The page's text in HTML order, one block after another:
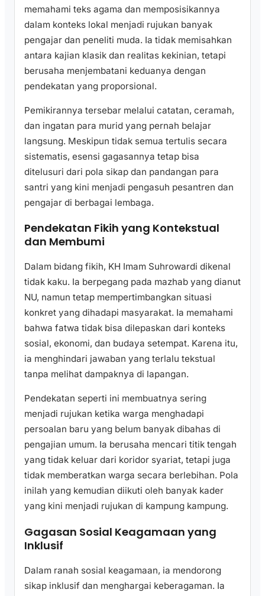
memahami teks agama dan memposisikannya
dalam konteks lokal menjadi rujukan banyak
pengajar dan peneliti muda. Ia tidak memisahkan
antara kajian klasik dan realitas kekinian, tetapi
berusaha menjembatani keduanya dengan
pendekatan yang proporsional.
Pemikirannya tersebar melalui catatan, ceramah,
dan ingatan para murid yang pernah belajar
langsung. Meskipun tidak semua tertulis secara
sistematis, esensi gagasannya tetap bisa
ditelusuri dari pola sikap dan pandangan para
santri yang kini menjadi pengasuh pesantren dan
pengajar di berbagai lembaga.
Pendekatan Fikih yang Kontekstual
dan Membumi
Dalam bidang fikih, KH Imam Suhrowardi dikenal
tidak kaku. Ia berpegang pada mazhab yang dianut
NU, namun tetap mempertimbangkan situasi
konkret yang dihadapi masyarakat. Ia memahami
bahwa fatwa tidak bisa dilepaskan dari konteks
sosial, ekonomi, dan budaya setempat. Karena itu,
ia menghindari jawaban yang terlalu tekstual
tanpa melihat dampaknya di lapangan.
Pendekatan seperti ini membuatnya sering
menjadi rujukan ketika warga menghadapi
persoalan baru yang belum banyak dibahas di
pengajian umum. Ia berusaha mencari titik tengah
yang tidak keluar dari koridor syariat, tetapi juga
tidak memberatkan warga secara berlebihan. Pola
inilah yang kemudian diikuti oleh banyak kader
yang kini menjadi rujukan di kampung kampung.
Gagasan Sosial Keagamaan yang
Inklusif
Dalam ranah sosial keagamaan, ia mendorong
sikap inklusif dan menghargai keberagaman. Ia